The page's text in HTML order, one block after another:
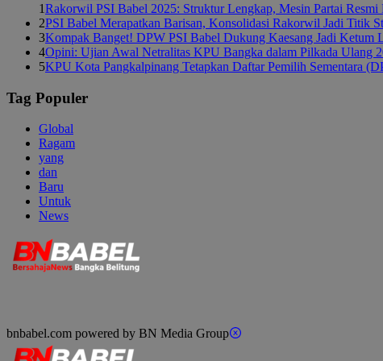
1Rakorwil PSI Babel 2025: Struktur Lengkap, Mesin Partai Resmi
2PSI Babel Merapatkan Barisan, Konsolidasi Rakorwil Jadi Titik
3Kompak Banget! DPW PSI Babel Dukung Kaesang Jadi Ketum
4Opini: Ujian Awal Netralitas KPU Bangka dalam Pilkada Ulang
5KPU Kota Pangkalpinang Tetapkan Daftar Pemilih Sementara
Tag Populer
Global
Ragam
yang
dan
Baru
Untuk
News
bnbabel.com powered by BN Media Group